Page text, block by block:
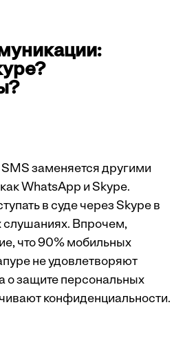
заменяется другими
WhatsApp и Skype.
в суде через Skype в
слушаниях. Впрочем,
что 90% мобильных
не удовлетворяют
о защите персональных
конфиденциальности.